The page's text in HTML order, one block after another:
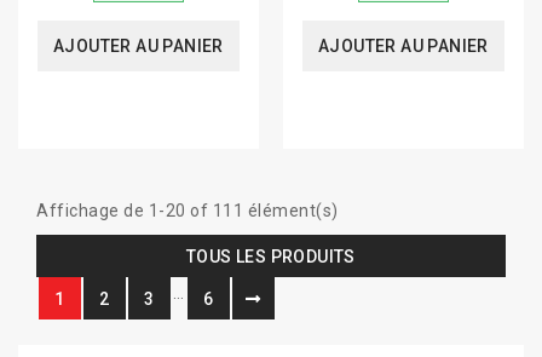
AJOUTER AU PANIER AJOUTER AU PANIER
Affichage de 1-20 of 111 élément(s)
TOUS LES PRODUITS
1 2 3 6